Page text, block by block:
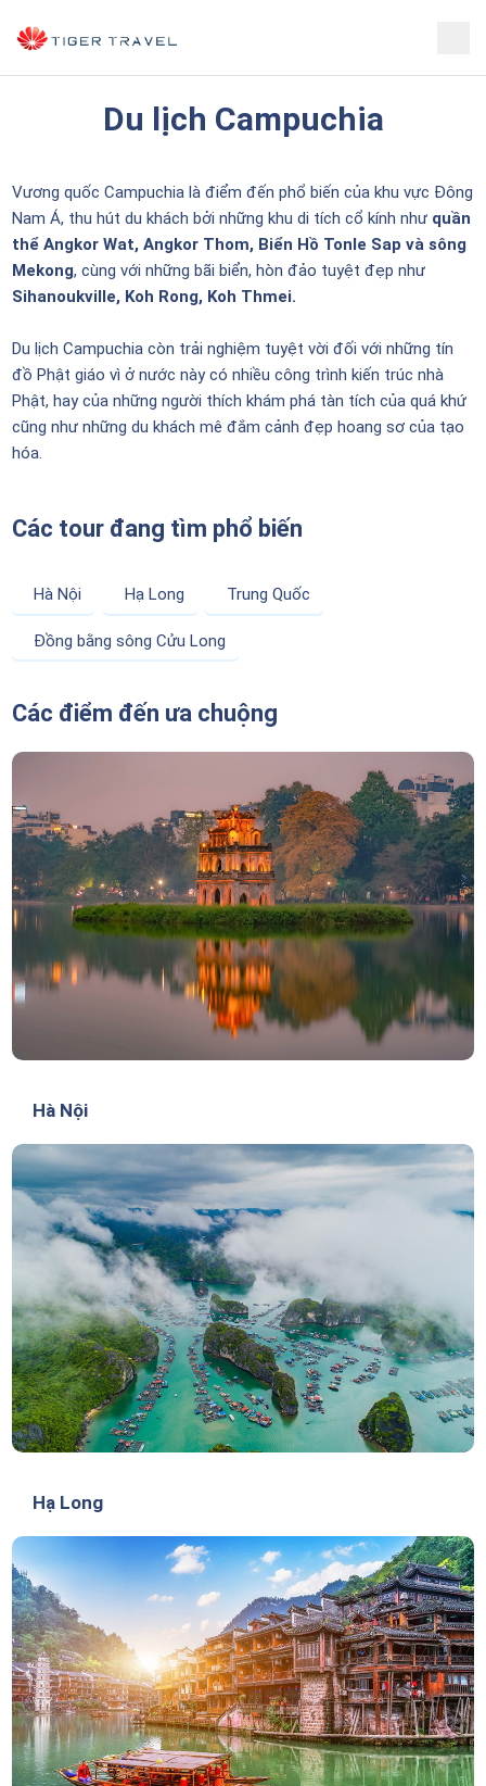
Du lịch Campuchia
Vương quốc Campuchia là điểm đến phổ biến của khu vực Đông
Nam Á, thu hút du khách bởi những khu di tích cổ kính như quần
thể Angkor Wat, Angkor Thom, Biển Hồ Tonle Sap và sông
Mekong, cùng với những bãi biển, hòn đảo tuyệt đẹp như
Sihanoukville, Koh Rong, Koh Thmei.
Du lịch Campuchia còn trải nghiệm tuyệt vời đối với những tín
đồ Phật giáo vì ở nước này có nhiều công trình kiến trúc nhà
Phật, hay của những người thích khám phá tàn tích của quá khứ
cũng như những du khách mê đắm cảnh đẹp hoang sơ của tạo
hóa.
Các tour đang tìm phổ biến
Hà Nội Hạ Long Trung Quốc
Đồng bằng sông Cửu Long
Các điểm đến ưa chuộng
Hà Nội
Hạ Long